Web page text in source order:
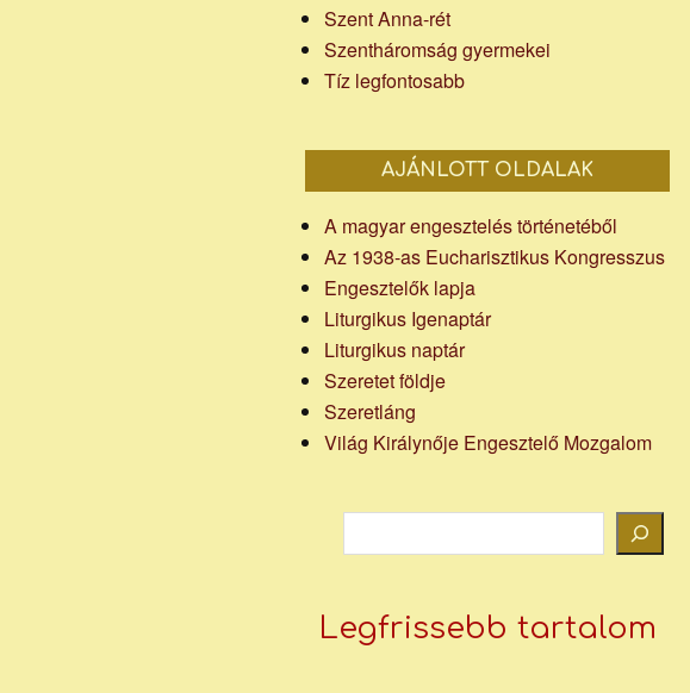
Szent Anna-rét
Szentháromság gyermekei
Tíz legfontosabb
AJÁNLOTT OLDALAK
A magyar engesztelés történetéből
Az 1938-as Eucharisztikus Kongresszus
Engesztelők lapja
Liturgikus Igenaptár
Liturgikus naptár
Szeretet földje
Szeretláng
Világ Királynője Engesztelő Mozgalom
Legfrissebb tartalom